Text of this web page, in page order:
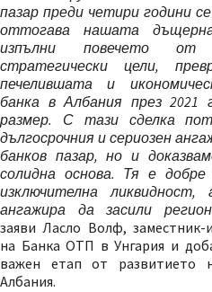
пазар преди четири години
оттогава нашата
изпълни повечето от
стратегически цели,
печелившата и
банка в Албания през 2021
размер. С тази сделка
дългосрочния и сериозен
банков пазар, но и
солидна основа. Тя е добре
изключителна
ангажира да засили
заяви Ласло Волф, заместник-
на Банка ОТП в Унгария и
важен етап от развитието
Албания.